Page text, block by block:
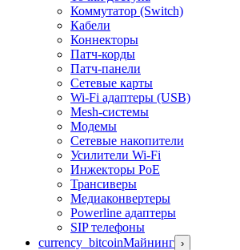
Коммутатор (Switch)
Кабели
Коннекторы
Патч-корды
Патч-панели
Сетевые карты
Wi-Fi адаптеры (USB)
Mesh-системы
Модемы
Сетевые накопители
Усилители Wi-Fi
Инжекторы PoE
Трансиверы
Медиаконвертеры
Powerline адаптеры
SIP телефоны
currency_bitcoinМайнинг ›